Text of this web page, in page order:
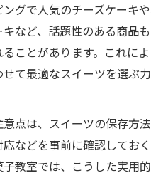
グで人気のチーズケーキ
など、話題性のある商品
ことがあります。これに
て最適なスイーツを選ぶ
点は、スイーツの保存方
応などを事前に確認してお
子教室では、こうした実用